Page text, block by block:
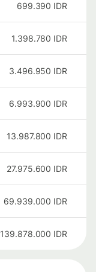
699.390 IDR
1.398.780 IDR
3.496.950 IDR
6.993.900 IDR
13.987.800 IDR
27.975.600 IDR
69.939.000 IDR
139.878.000 IDR